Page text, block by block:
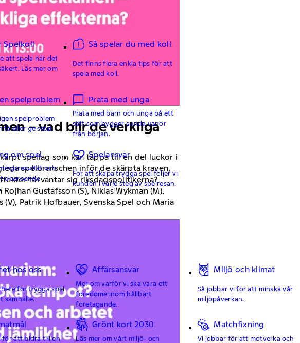
Spelkoll
att spela när det
Läs mer om
Så spelar du med koll
Det finns flera enkla tips för att
spela med koll.
spelproblem
spelproblem
få eller ge stöd.
Prata med unga
Prata med barn och unga på ett
sätt som bygger sunda vanor
från början.
om spel
och
oberoende
Spelansvar
För att skapa trygga spel följer vi
kunden i varje steg av spelresan.
hos oss
för trygga spel
samhälle.
Affärsansvar
Mer om varför vi ska vara ett
föredöme inom hållbart
företagande.
Miljö och klimat
Så jobbar vi för att minska vår
miljöpåverkan.
för att bidra till en
Grönt kort 2030
Läs mer om vårt miljö- och
Matchfixning
Vi jobbar för att motverka och
– vad blir de verkliga
spellag som kan täppa till en del luckor i
spelbranschen inför de skärpta kraven,
förväntar sig riksdagspolitikerna?
Gustafsson (S), Niklas Wykman (M),
(V), Patrik Hofbauer, Svenska Spel och Maria